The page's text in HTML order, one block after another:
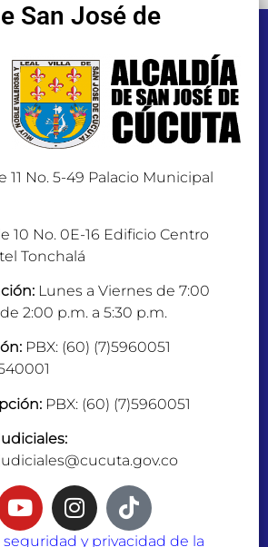
San José de
11 No. 5-49 Palacio Municipal
10 No. 0E-16 Edificio Centro
Tonchalá
Lunes a Viernes de 7:00
2:00 p.m. a 5:30 p.m.
PBX: (60) (7)5960051
PBX: (60) (7)5960051
seguridad y privacidad de la